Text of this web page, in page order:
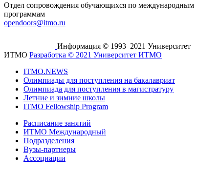
Отдел сопровождения обучающихся по международным
программам
opendoors@itmo.ru
Информация © 1993–2021 Университет
ИТМО Разработка © 2021 Университет ИТМО
ITMO.NEWS
Олимпиады для поступления на бакалавриат
Олимпиада для поступления в магистратуру
Летние и зимние школы
ITMO Fellowship Program
Расписание занятий
ИТМО Международный
Подразделения
Вузы-партнеры
Ассоциации